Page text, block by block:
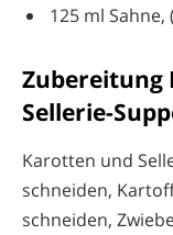
125 ml Sahne,
Sellerie-
Karotten und
schneiden,
schneiden,